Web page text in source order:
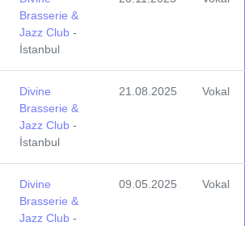
Brasserie &
Jazz Club -
İstanbul
Divine
Brasserie &
Jazz Club -
İstanbul
21.08.2025 Vokal
Divine
Brasserie &
Jazz Club -
09.05.2025 Vokal